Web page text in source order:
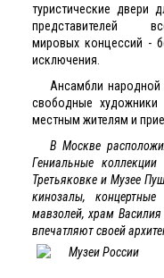
туристические двери
представителей
мировых концессий -
исключения.
Ансамбли
свободные художники
местным жителям и
В Москве
Гениальные
Третьяковке и Музее
кинозалы,
мавзолей, храм
впечатляют своей